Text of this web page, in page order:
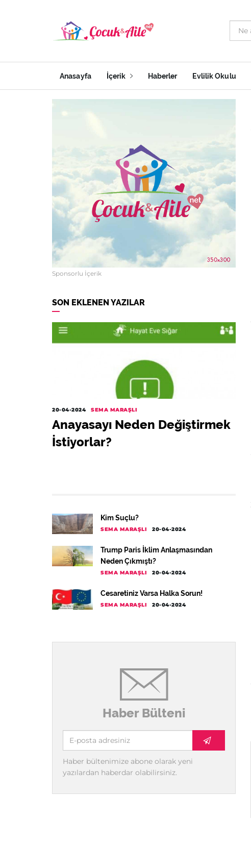
Anasayfa İçerik Haberler Evlilik Okulu
Sponsorlu İçerik
SON EKLENEN YAZILAR
20-04-2024 SEMA MARAŞLI
Anayasayı Neden Değiştirmek
İstiyorlar?
Kim Suçlu?
SEMA MARAŞLI 20-04-2024
Trump Paris İklim Anlaşmasından
Neden Çıkmıştı?
SEMA MARAŞLI 20-04-2024
Cesaretiniz Varsa Halka Sorun!
SEMA MARAŞLI 20-04-2024
Haber Bülteni
Haber bültenimize abone olarak yeni
yazılardan haberdar olabilirsiniz.